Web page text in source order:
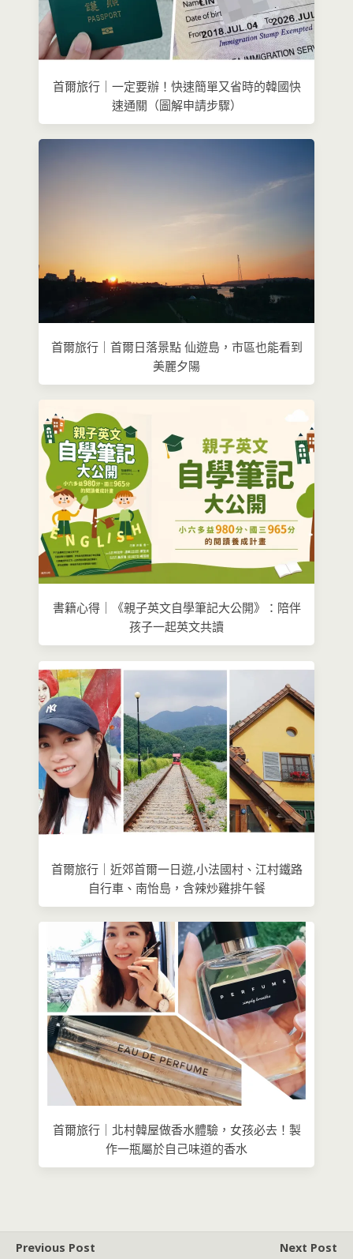
首爾旅行｜一定要辦！快速簡單又省時的韓國快
速通關（圖解申請步驟）
首爾旅行｜首爾日落景點 仙遊島，市區也能看到
美麗夕陽
書籍心得｜《親子英文自學筆記大公開》：陪伴
孩子一起英文共讀
首爾旅行｜近郊首爾一日遊,小法國村、江村鐵路
自行車、南怡島，含辣炒雞排午餐
首爾旅行｜北村韓屋做香水體驗，女孩必去！製
作一瓶屬於自己味道的香水
Previous Post
Next Post